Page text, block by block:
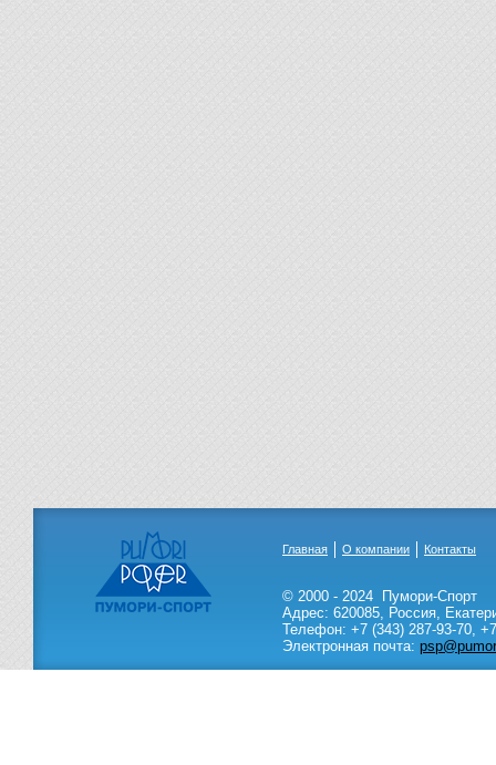
Главная О компании Контакты
© 2000 - 2024
Пумори-Спорт
Адрес: 620085, Россия,
Телефон: +7 (343) 287-93-70,
Электронная почта: